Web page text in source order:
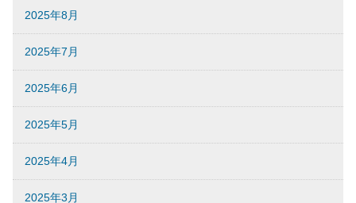
2025年8月
2025年7月
2025年6月
2025年5月
2025年4月
2025年3月